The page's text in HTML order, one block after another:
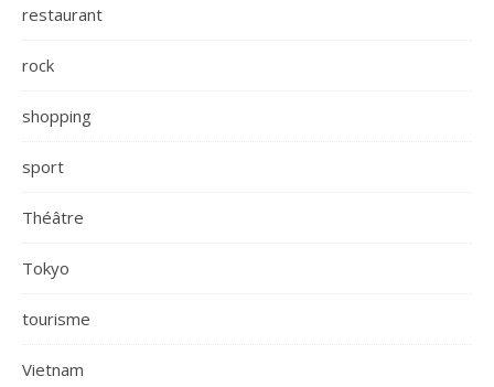
restaurant
rock
shopping
sport
Théâtre
Tokyo
tourisme
Vietnam